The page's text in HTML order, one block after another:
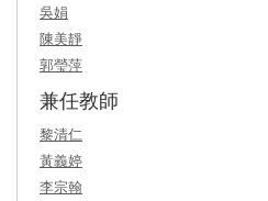
吳娟
陳美靜
郭瑩萍
兼任教師
黎清仁
黃義婷
李宗翰